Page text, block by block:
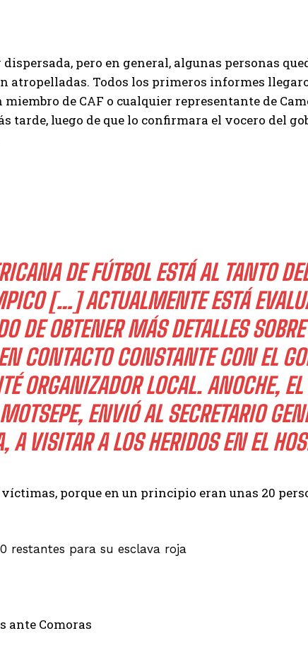
pero en general, algunas personas
atropelladas. Todos los primeros informes
de CAF o cualquier representante de
tarde, luego de que lo confirmara el vocero del
DE FÚTBOL ESTÁ AL TANTO
[…] ACTUALMENTE ESTÁ
DE OBTENER MÁS DETALLES
CONTACTO CONSTANTE CON EL
ORGANIZADOR LOCAL. ANOCHE, EL
ENVIÓ AL SECRETARIO
VISITAR A LOS HERIDOS EN EL
porque en un principio eran unas 20
restantes para su esclava roja
ante Comoras